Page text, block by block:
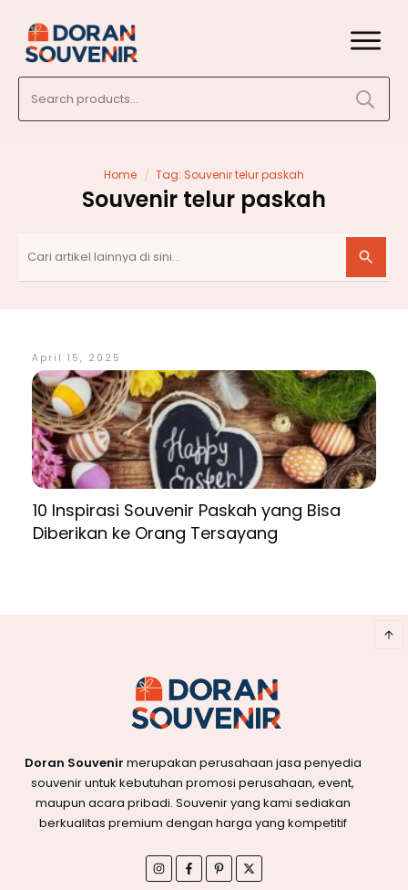
for:
Home / Tag: Souvenir telur paskah
Souvenir telur paskah
April 15, 2025
10 Inspirasi Souvenir Paskah yang Bisa
Diberikan ke Orang Tersayang
Doran Souvenir merupakan perusahaan jasa penyedia
souvenir untuk kebutuhan promosi perusahaan, event,
maupun acara pribadi. Souvenir yang kami sediakan
berkualitas premium dengan harga yang kompetitif